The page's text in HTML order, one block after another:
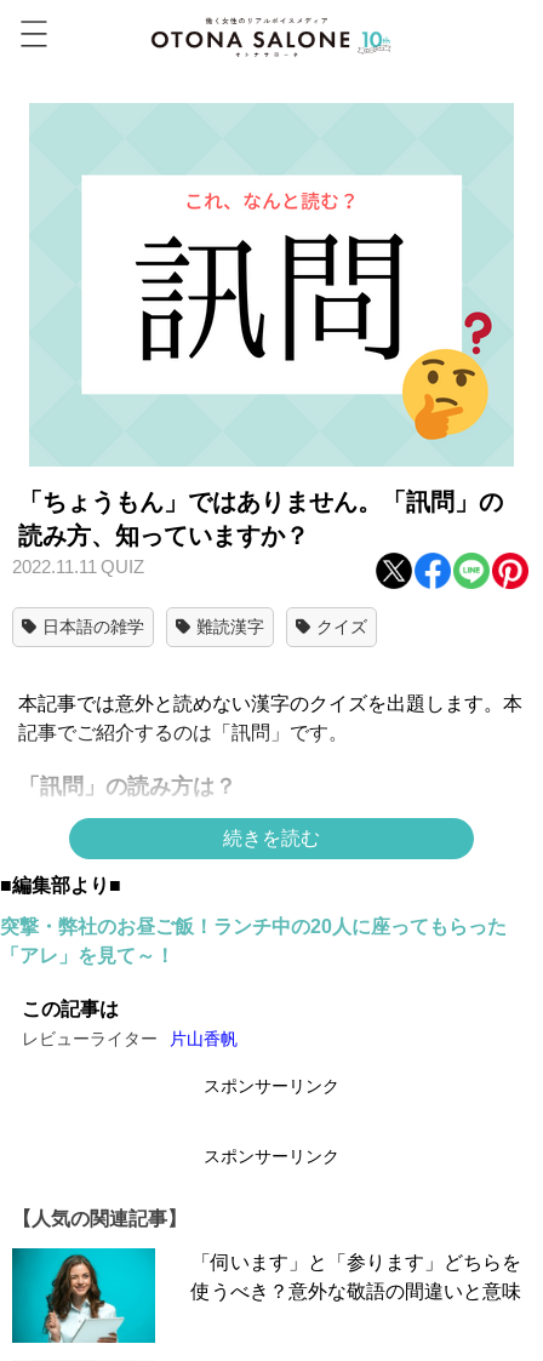
「ちょうもん」ではありません。「訊問」の
読み方、知っていますか？
2022.11.11 QUIZ
日本語の雑学 難読漢字 クイズ
本記事では意外と読めない漢字のクイズを出題します。本
記事でご紹介するのは「訊問」です。
「訊問」の読み方は？
「訊」と「問」の漢字から、意味はなんとなく読み取れそ
うなものですが、「訊」をなんと読むのか迷った人は多い
のではないでしょうか。
「ちょうもん」と読んだ人がいるかもしれませんが、「ち
続きを読む
■編集部より■
突撃・弊社のお昼ご飯！ランチ中の20人に座ってもらった
「アレ」を見て～！
この記事は
レビューライター 片山香帆
スポンサーリンク
スポンサーリンク
【人気の関連記事】
「伺います」と「参ります」どちらを
使うべき？意外な敬語の間違いと意味